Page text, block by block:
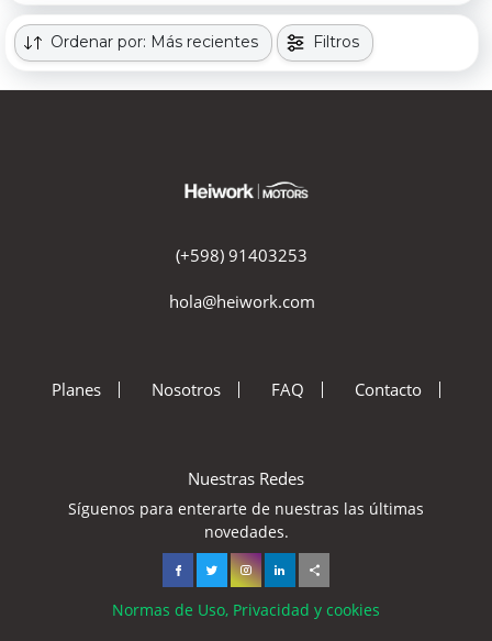
Ordenar por: Más recientes Filtros
(+598) 91403253
hola@heiwork.com
Planes Nosotros FAQ Contacto
Nuestras Redes
Síguenos para enterarte de nuestras las últimas
novedades.
Normas de Uso, Privacidad y cookies